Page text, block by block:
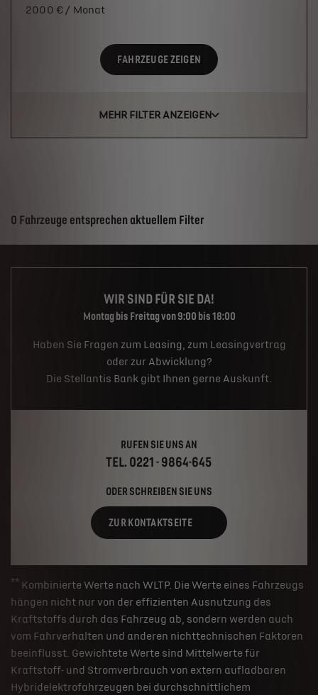
2000 € / Monat
FAHRZEUGE ZEIGEN
MEHR FILTER ANZEIGEN
Suchergebnisse
0 Fahrzeuge entsprechen aktuellem Filter
WIR SIND FÜR SIE DA!
Montag bis Freitag von 9:00 bis 18:00
Haben Sie Fragen zum Leasing, zum Leasingvertrag
oder zur Abwicklung?
Die Stellantis Bank gibt Ihnen gerne Auskunft.
RUFEN SIE UNS AN
TEL. 0221 - 9864-645
ODER SCHREIBEN SIE UNS
ZUR KONTAKTSEITE
** Kombinierte Werte nach WLTP. Die Werte eines Fahrzeugs
hängen nicht nur von der effizienten Ausnutzung des
Kraftstoffs durch das Fahrzeug ab, sondern werden auch
vom Fahrverhalten und anderen nichttechnischen Faktoren
beeinflusst. Gewichtete Werte sind Mittelwerte für
Kraftstoff- und Stromverbrauch von extern aufladbaren
Hybridelektrofahrzeugen bei durchschnittlichem